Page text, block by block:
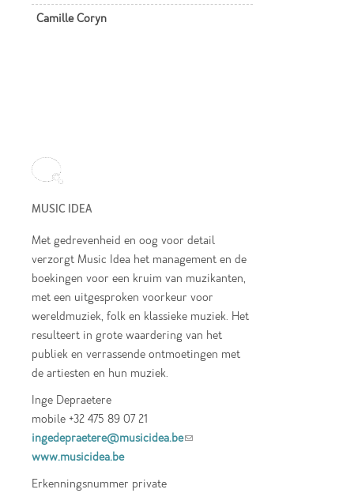
Camille Coryn
MUSIC IDEA
Met gedrevenheid en oog voor detail
verzorgt Music Idea het management en de
boekingen voor een kruim van muzikanten,
met een uitgesproken voorkeur voor
wereldmuziek, folk en klassieke muziek. Het
resulteert in grote waardering van het
publiek en verrassende ontmoetingen met
de artiesten en hun muziek.
Inge Depraetere
mobile +32 475 89 07 21
ingedepraetere@musicidea.be(link sends e-
www.musicidea.be
Erkenningsnummer private